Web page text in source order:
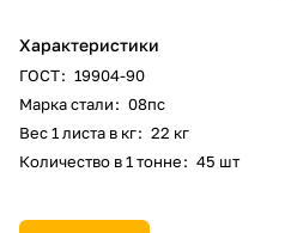
Характеристики
ГОСТ: 19904-90
Марка стали: 08пс
Вес 1 листа в кг: 22 кг
Количество в 1 тонне: 45 шт